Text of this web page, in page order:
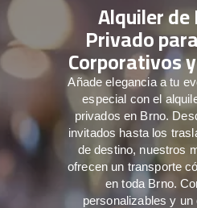
Alquiler
Privado
Corporativos
Añade elegancia a tu
especial con el
privados en Brno.
invitados hasta los
de destino, nuestros
ofrecen un transporte
en toda Brno.
personalizables y un